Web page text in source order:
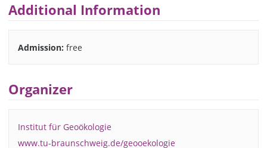
Additional Information
Admission: free
Organizer
Institut für Geoökologie
www.tu-braunschweig.de/geooekologie